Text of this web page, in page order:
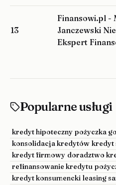
13
Finansowi.pl -
Janczewski
Ekspert
Popularne usługi
kredyt hipoteczny pożyczka
konsolidacja kredytów kredyt
kredyt firmowy doradztwo
refinansowanie kredytu
kredyt konsumencki leasing